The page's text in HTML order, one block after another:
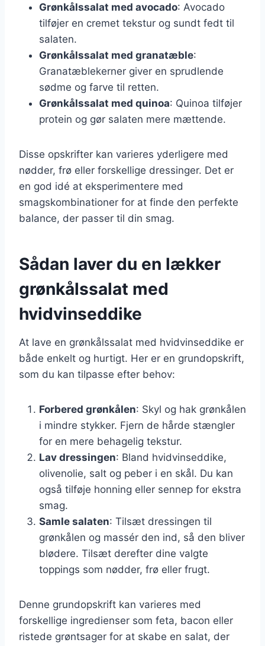
Grønkålssalat med avocado: Avocado
tilføjer en cremet tekstur og sundt fedt til
salaten.
Grønkålssalat med granatæble:
Granatæblekerner giver en sprudlende
sødme og farve til retten.
Grønkålssalat med quinoa: Quinoa tilføjer
protein og gør salaten mere mættende.
Disse opskrifter kan varieres yderligere med
nødder, frø eller forskellige dressinger. Det er
en god idé at eksperimentere med
smagskombinationer for at finde den perfekte
balance, der passer til din smag.
Sådan laver du en lækker
grønkålssalat med
hvidvinseddike
At lave en grønkålssalat med hvidvinseddike er
både enkelt og hurtigt. Her er en grundopskrift,
som du kan tilpasse efter behov:
Forbered grønkålen: Skyl og hak grønkålen
i mindre stykker. Fjern de hårde stængler
for en mere behagelig tekstur.
Lav dressingen: Bland hvidvinseddike,
olivenolie, salt og peber i en skål. Du kan
også tilføje honning eller sennep for ekstra
smag.
Samle salaten: Tilsæt dressingen til
grønkålen og massér den ind, så den bliver
blødere. Tilsæt derefter dine valgte
toppings som nødder, frø eller frugt.
Denne grundopskrift kan varieres med
forskellige ingredienser som feta, bacon eller
ristede grøntsager for at skabe en salat, der